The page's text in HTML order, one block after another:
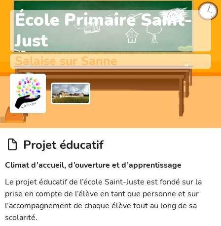
École Primaire Saint-
Just
Salaise sur Sanne
Projet éducatif
Climat d’accueil, d’ouverture et d’apprentissage
Le projet éducatif de l’école Saint-Juste est fondé sur la
prise en compte de l’élève en tant que personne et sur
l’accompagnement de chaque élève tout au long de sa
scolarité.